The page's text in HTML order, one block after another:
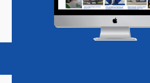
Magazine Podcasts